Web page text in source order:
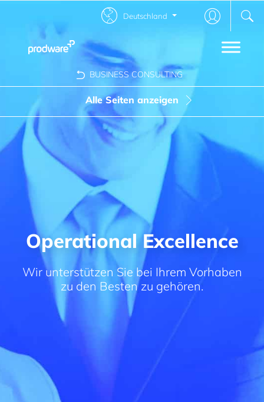
Deutschland
BUSINESS CONSULTING
Alle Seiten anzeigen
Change Management
Operational Excellence
Governance
Customer Experience
Operational Excellence
Wir unterstützen Sie bei Ihrem Vorhaben
zu den Besten zu gehören.